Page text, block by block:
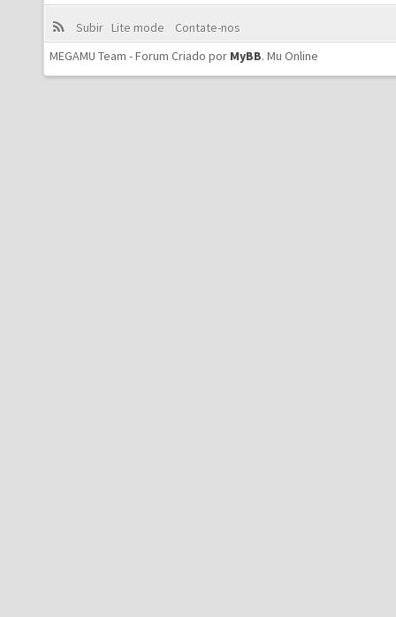
Subir Lite mode
Contate-nos
MEGAMU Team - Forum Criado por MyBB. Mu Online